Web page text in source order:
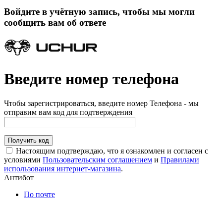
Войдите в учётную запись, чтобы мы могли
сообщить вам об ответе
Введите номер телефона
Чтобы зарегистрироваться, введите номер Телефона - мы
отправим вам код для подтверждения
Получить код
Настоящим подтверждаю, что я ознакомлен и согласен с
условиями Пользовательским соглашением и Правилами
использования интернет-магазина.
Антибот
По почте